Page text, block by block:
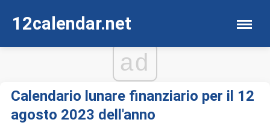
12calendar.net
ad
Calendario lunare finanziario per il 12
agosto 2023 dell'anno